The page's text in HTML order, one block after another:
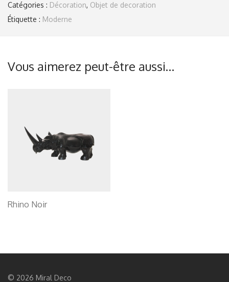
Catégories : Décoration, Objet de decoration
Étiquette : Moderne
Vous aimerez peut-être aussi…
Rhino Noir
© 2026 Miral Deco